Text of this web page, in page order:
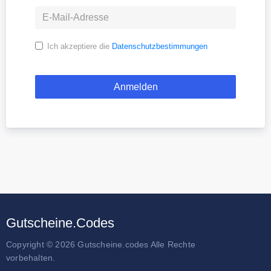
Ich akzeptiere die Datenschutzbestimmungen
Gutscheine.Codes
Copyright © 2026 Gutscheine.codes Alle Rechte
vorbehalten.